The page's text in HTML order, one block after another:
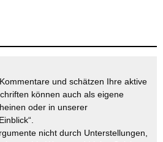
und schätzen Ihre aktive
können auch als eigene
oder in unserer
nicht durch Unterstellungen,